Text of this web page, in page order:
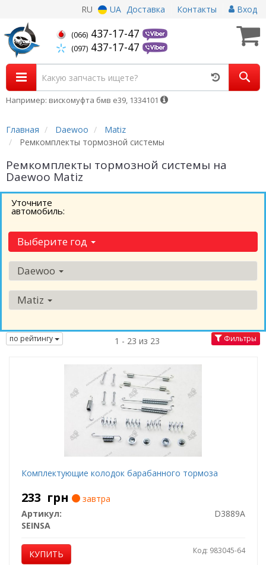
RU UA Доставка Контакты Вход
(066) 437-17-47
(097) 437-17-47
Например: вискомуфта бмв е39, 1334101
Главная Daewoo
Matiz
Ремкомплекты тормозной системы
Ремкомплекты тормозной системы на
Daewoo Matiz
Уточните
автомобиль:
Выберите год
Daewoo
Matiz
по рейтингу 1 - 23 из 23 Фильтры
Комплектующие колодок барабанного тормоза
233 грн
завтра
Артикул:
D3889A
SEINSA
КУПИТЬ Код: 983045-64